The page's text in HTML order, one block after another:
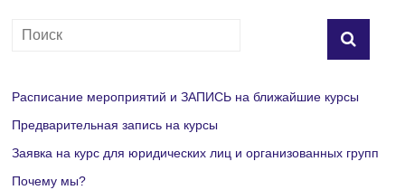
г
и
Расписание мероприятий и ЗАПИСЬ на ближайшие курсы
Предварительная запись на курсы
Заявка на курс для юридических лиц и организованных групп
Почему мы?